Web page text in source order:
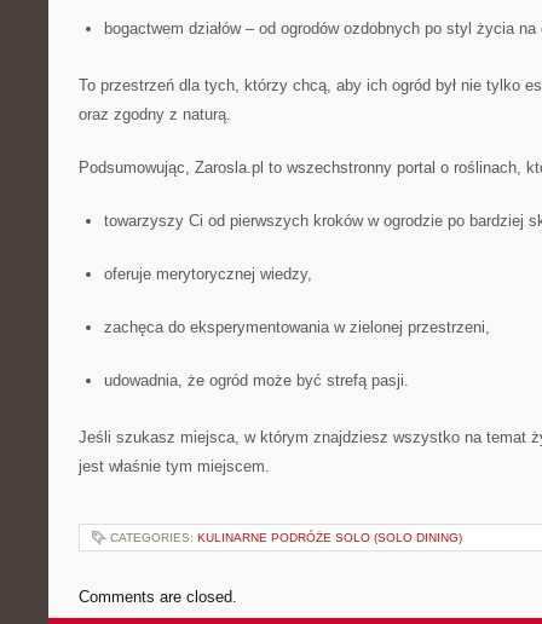
bogactwem działów – od ogrodów ozdobnych po styl życia na
To przestrzeń dla tych, którzy chcą, aby ich ogród był nie tylko
oraz zgodny z naturą.
Podsumowując, Zarosla.pl to wszechstronny portal o roślinach,
towarzyszy Ci od pierwszych kroków w ogrodzie po bardziej
oferuje merytorycznej wiedzy,
zachęca do eksperymentowania w zielonej przestrzeni,
udowadnia, że ogród może być strefą pasji.
Jeśli szukasz miejsca, w którym znajdziesz wszystko na temat
jest właśnie tym miejscem.
CATEGORIES: KULINARNE PODRÓŻE SOLO (SOLO DINING)
Comments are closed.